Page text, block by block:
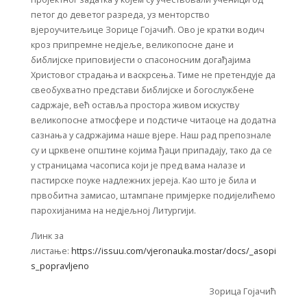
петог до деветог разреда, уз менторство
вјероучитељице Зорице Гојачић. Ово је кратки водич
кроз припремне недјеље, великопосне дане и
библијске приповијести о спасоносним догађајима
Христовог страдања и васкрсења. Тиме не претендује да
свеобухватно представи библијске и богослужбене
садржаје, већ оставља простора живом искуству
великопосне атмосфере и подстиче читаоце на додатна
сазнања у садржајима наше вјере. Наш рад препознале
су и црквене општине којима ђаци припадају, тако да се
у страницама часописа који је пред вама налазе и
пастирске поуке надлежних јереја. Као што је била и
првобитна замисао, штампане примјерке подијелићемо
парохијанима на недјељној Литургији.
Линк за
листање: https://issuu.com/vjeronauka.mostar/docs/_asopi
s_popravljeno
Зорица Гојачић